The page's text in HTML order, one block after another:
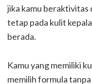
jika kamu beraktivitas
tetap pada kulit
berada.
Kamu yang memiliki
memilih formula